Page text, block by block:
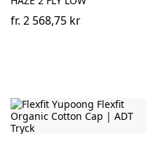
fr. 2 568,75 kr